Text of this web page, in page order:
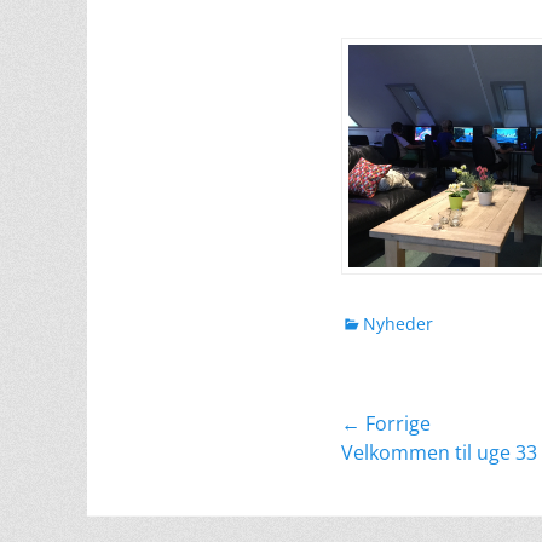
kategorier
Nyheder
← Forrige
Forrige
Velkommen til uge 33